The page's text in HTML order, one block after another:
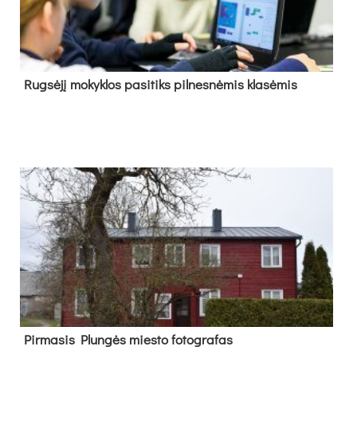
Rug­sė­jį mo­kyk­los pa­si­tiks pil­nes­nė­mis kla­sė­mis
Pir­ma­sis Plun­gės mies­to fo­tog­ra­fas